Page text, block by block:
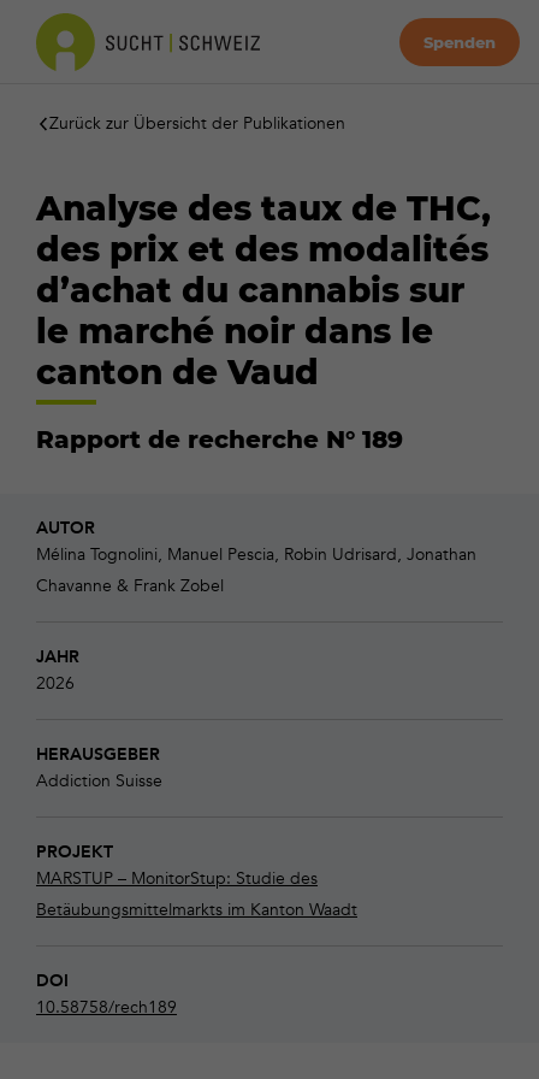
Spenden
Zurück zur Übersicht der Publikationen
Analyse des taux de THC,
des prix et des modalités
d’achat du cannabis sur
le marché noir dans le
canton de Vaud
Rapport de recherche N° 189
AUTOR
Mélina Tognolini, Manuel Pescia, Robin Udrisard, Jonathan
Chavanne & Frank Zobel
JAHR
2026
HERAUSGEBER
Addiction Suisse
PROJEKT
MARSTUP – MonitorStup: Studie des
Betäubungsmittelmarkts im Kanton Waadt
DOI
10.58758/rech189